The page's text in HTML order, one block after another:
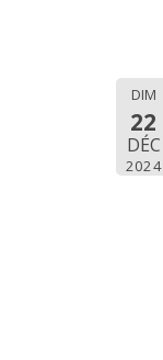
DIM
22
DÉC
2024